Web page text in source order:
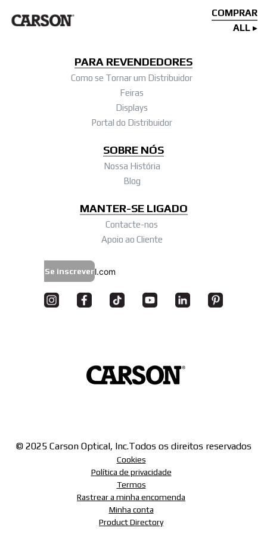
COMPRAR
ALL
PARA REVENDEDORES
Como se Tornar um Distribuidor
Feiras
Displays
Portal do Distribuidor
SOBRE NÓS
Nossa História
Blog
MANTER-SE LIGADO
Contacte-nos
Apoio ao Cliente
Se inscrever
© 2025 Carson Optical, Inc.Todos os direitos reservados
Cookies
Política de privacidade
Termos
Rastrear a minha encomenda
Minha conta
Product Directory